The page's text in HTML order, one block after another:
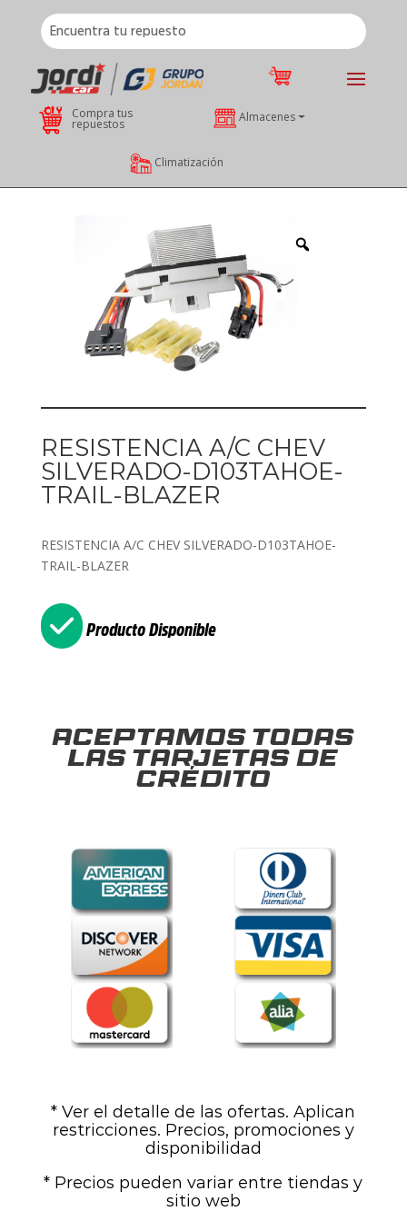
Compra tus
repuestos Almacenes
Climatización
RESISTENCIA A/C CHEV
SILVERADO-D103TAHOE-
TRAIL-BLAZER
RESISTENCIA A/C CHEV SILVERADO-D103TAHOE-
TRAIL-BLAZER
Producto Disponible
Aceptamos todas
las tarjetas de
crédito
* Ver el detalle de las ofertas. Aplican
restricciones. Precios, promociones y
disponibilidad
* Precios pueden variar entre tiendas y
sitio web